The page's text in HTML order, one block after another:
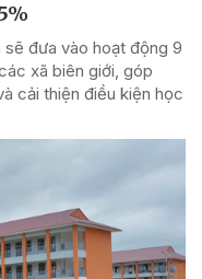
đưa vào hoạt động 9
xã biên giới, góp
cải thiện điều kiện học